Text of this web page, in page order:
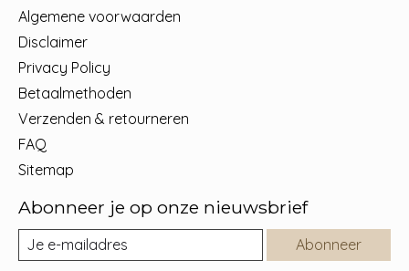
Algemene voorwaarden
Disclaimer
Privacy Policy
Betaalmethoden
Verzenden & retourneren
FAQ
Sitemap
Abonneer je op onze nieuwsbrief
Abonneer